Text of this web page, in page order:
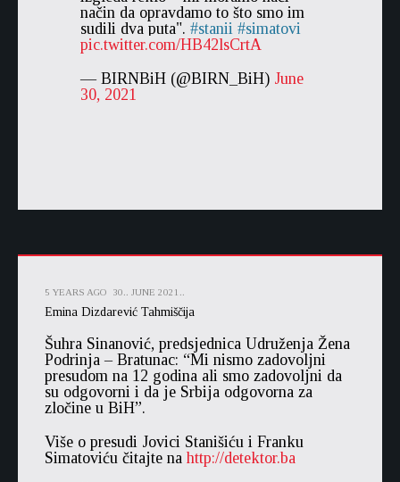
način da opravdamo to što smo im
sudili dva puta".
stanii
simatovi
pic.twitter.com/HB42lsCrtA
— BIRNBiH (@BIRN_BiH) June
30, 2021
5 YEARS AGO 30.. JUNE 2021..
Emina Dizdarević Tahmiščija
Šuhra Sinanović, predsjednica Udruženja Žena
Podrinja – Bratunac: “Mi nismo zadovoljni
presudom na 12 godina ali smo zadovoljni da
su odgovorni i da je Srbija odgovorna za
zločine u BiH”.
Više o presudi Jovici Stanišiću i Franku
Simatoviću čitajte na http://detektor.ba